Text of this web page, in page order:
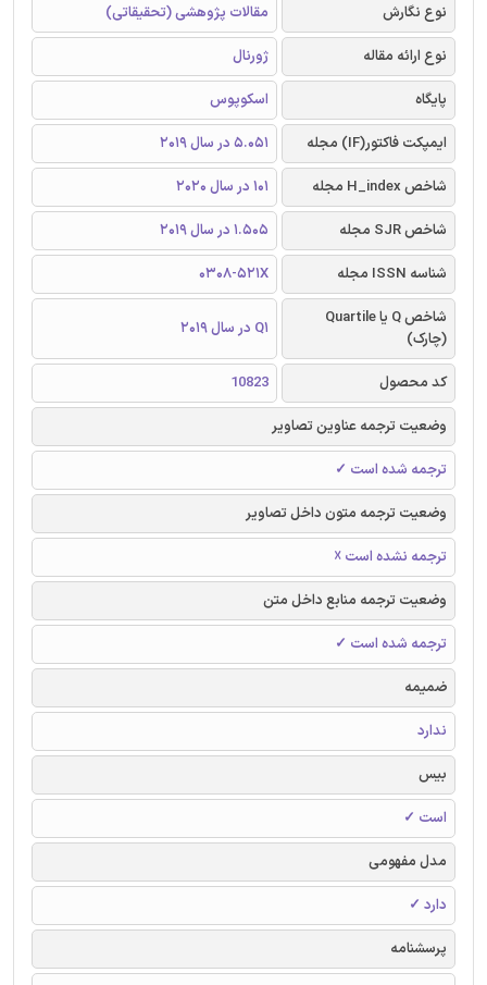
نوع نگارش
مقالات پژوهشی (تحقیقاتی)
نوع ارائه مقاله
ژورنال
پایگاه
اسکوپوس
ایمپکت فاکتور(IF) مجله
5.051 در سال 2019
شاخص H_index مجله
101 در سال 2020
شاخص SJR مجله
1.505 در سال 2019
شناسه ISSN مجله
0308-521X
شاخص Q یا Quartile
(چارک)
Q1 در سال 2019
کد محصول
10823
وضعیت ترجمه عناوین تصاویر
ترجمه شده است ✓
وضعیت ترجمه متون داخل تصاویر
ترجمه نشده است ☓
وضعیت ترجمه منابع داخل متن
ترجمه شده است ✓
ضمیمه
ندارد
بیس
است ✓
مدل مفهومی
دارد ✓
پرسشنامه